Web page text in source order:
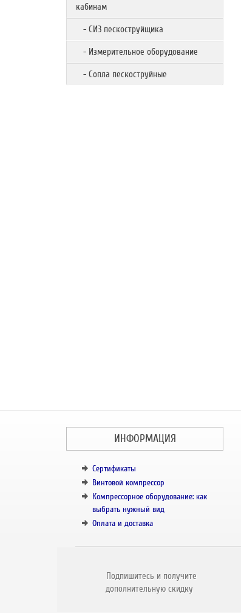
кабинам
- СИЗ пескоструйщика
- Измерительное оборудование
- Сопла пескоструйные
ИНФОРМАЦИЯ
Сертификаты
Винтовой компрессор
Компрессорное оборудование: как
выбрать нужный вид
Оплата и доставка
Подпишитесь и получите
дополнительную скидку